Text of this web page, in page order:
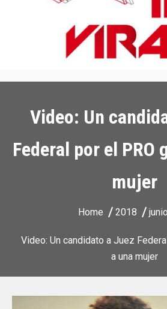
Video: Un
Federal por el PRO
mujer
Home 2018 junio
Video: Un candidato a Juez
a una mujer